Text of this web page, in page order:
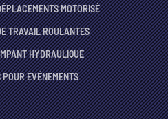
MOTORISÉ
TRAVAIL ROULANTES
HYDRAULIQUE
ÉVÉNEMENTS